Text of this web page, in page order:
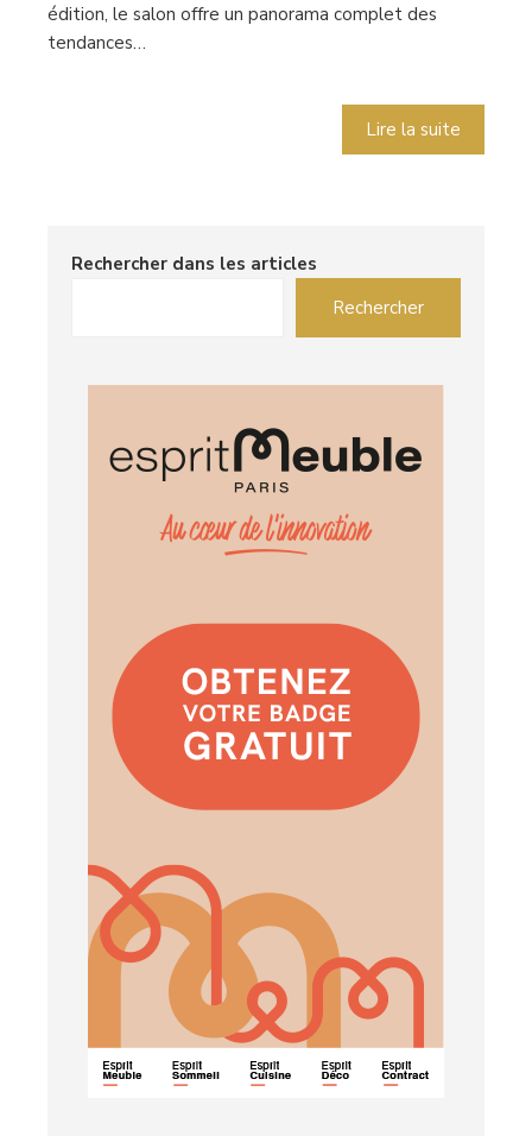
édition, le salon offre un panorama complet des
tendances…
Lire la suite
Rechercher dans les articles
Rechercher